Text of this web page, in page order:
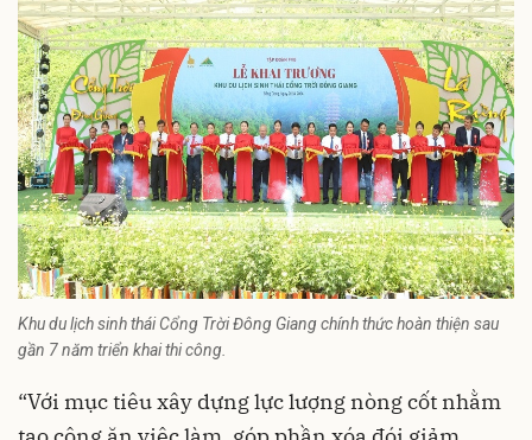
Khu du lịch sinh thái Cổng Trời Đông Giang chính thức hoàn thiện sau
gần 7 năm triển khai thi công.
“Với mục tiêu xây dựng lực lượng nòng cốt nhằm